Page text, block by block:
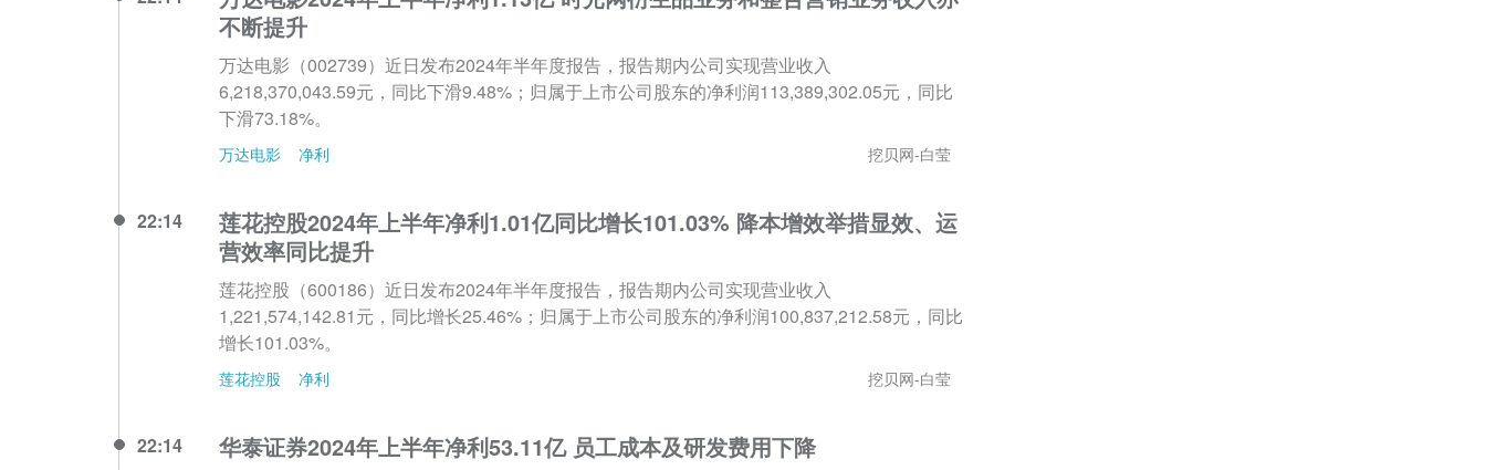
不断提升
万达电影（002739）近日发布2024年半年度报告，报告期内公司实现营业收入
6,218,370,043.59元，同比下滑9.48%；归属于上市公司股东的净利润113,389,302.05元，同比
下滑73.18%。
万达电影 净利 挖贝网-白莹
22:14
莲花控股2024年上半年净利1.01亿同比增长101.03% 降本增效举措显效、运
营效率同比提升
莲花控股（600186）近日发布2024年半年度报告，报告期内公司实现营业收入
1,221,574,142.81元，同比增长25.46%；归属于上市公司股东的净利润100,837,212.58元，同比
增长101.03%。
莲花控股 净利 挖贝网-白莹
22:14 华泰证券2024年上半年净利53.11亿 员工成本及研发费用下降